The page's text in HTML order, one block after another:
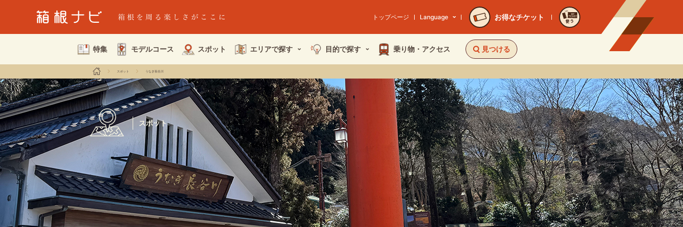
トップページ Language お得なチケット
使う
特集 モデルコース スポット エリアで探す 目的で探す 乗り物・ アクセス 見つける
スポット うなぎ長谷川
スポット